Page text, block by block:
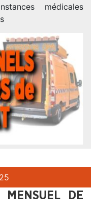
médicales
DE